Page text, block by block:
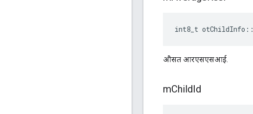
int8_t otChildInfo ::
औसत आरएसएसआई.
mChildId